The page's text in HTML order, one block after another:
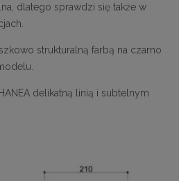
dlatego sprawdzi się także w
strukturalną farbą na czarno
delikatną linią i subtelnym